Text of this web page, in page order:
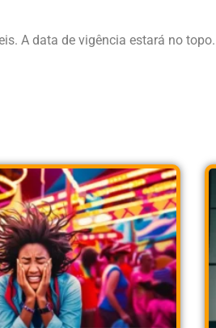
A data de vigência estará no